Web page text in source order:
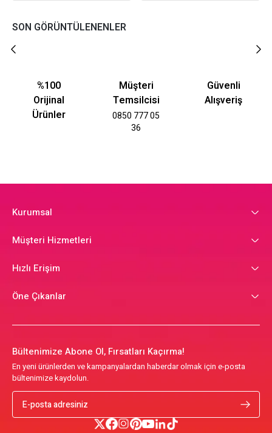
SON GÖRÜNTÜLENENLER
%100
Orijinal
Ürünler
Müşteri
Temsilcisi
0850 777 05
36
Güvenli
Alışveriş
Kurumsal
Müşteri Hizmetleri
Hızlı Erişim
Öne Çıkanlar
Bültenimize Abone Ol, Fırsatları Kaçırma!
En yeni ürünlerden ve kampanyalardan haberdar olmak için e-posta
bültenimize kaydolun.